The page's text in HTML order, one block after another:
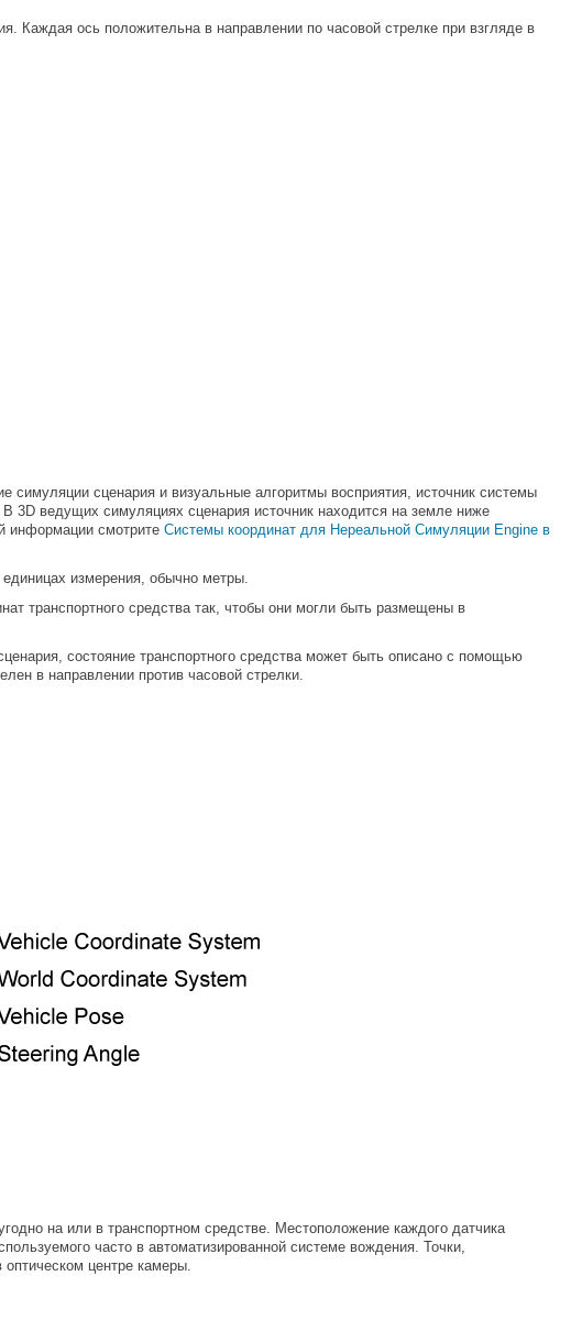
Каждая ось положительна в направлении по часовой стрелке при взгляде в
сценария и визуальные алгоритмы восприятия, источник системы
3D ведущих симуляциях сценария источник находится на земле ниже
информации смотрите Системы координат для Нереальной Симуляции Engine в
измерения, обычно метры.
транспортного средства так, чтобы они могли быть размещены в
состояние транспортного средства может быть описано с помощью
в направлении против часовой стрелки.
на или в транспортном средстве. Местоположение каждого датчика
часто в автоматизированной системе вождения. Точки,
центре камеры.